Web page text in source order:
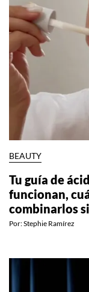
BEAUTY
Tu guía de
funcionan,
combinarlos
Por:Stephie Ramírez